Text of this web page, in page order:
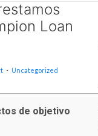
Loan
. Uncategorized
de objetivo